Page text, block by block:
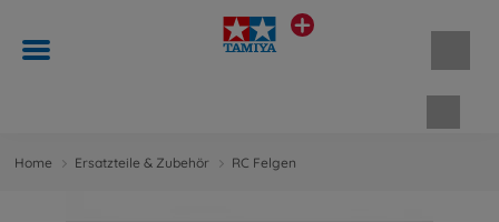
Home Ersatzteile & Zubehör RC Felgen